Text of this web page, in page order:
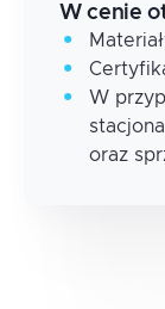
W cenie
W
oraz